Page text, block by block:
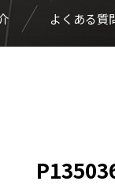
よくある質